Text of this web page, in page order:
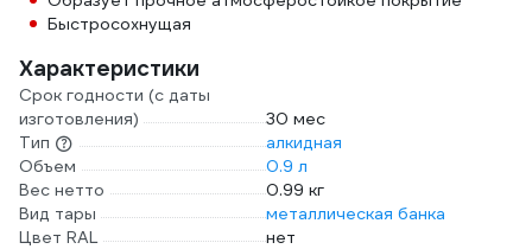
Быстросохнущая
Характеристики
Срок годности (с даты
изготовления)
30 мес
Тип
алкидная
Объем
0.9 л
Вес нетто
0.99 кг
Вид тары
металлическая банка
Цвет RAL
нет